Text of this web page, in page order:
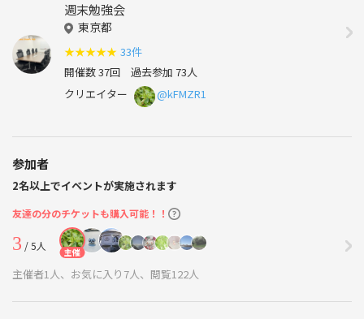
週末勉強会
東京都
★★★★★ 33件
開催数 37回 過去参加 73人
クリエイター
@kFMZR1
参加者
2名以上でイベントが実施されます
友達の分のチケットも購入可能！！
3 / 5人 主催
主催者1人、お気に入り7人、閲覧122人